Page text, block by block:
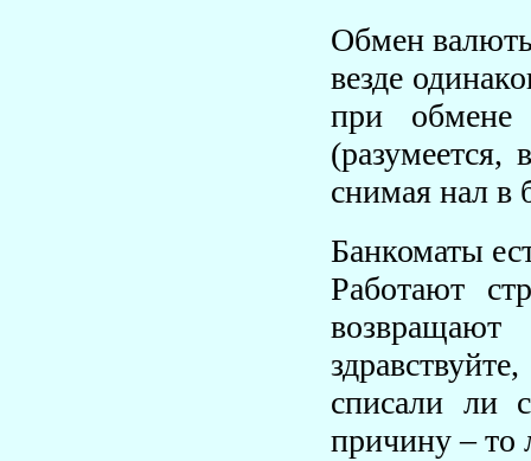
Обмен
везде
при обмене
снимая нал в
Банкоматы
Работают
списали ли
причину – то